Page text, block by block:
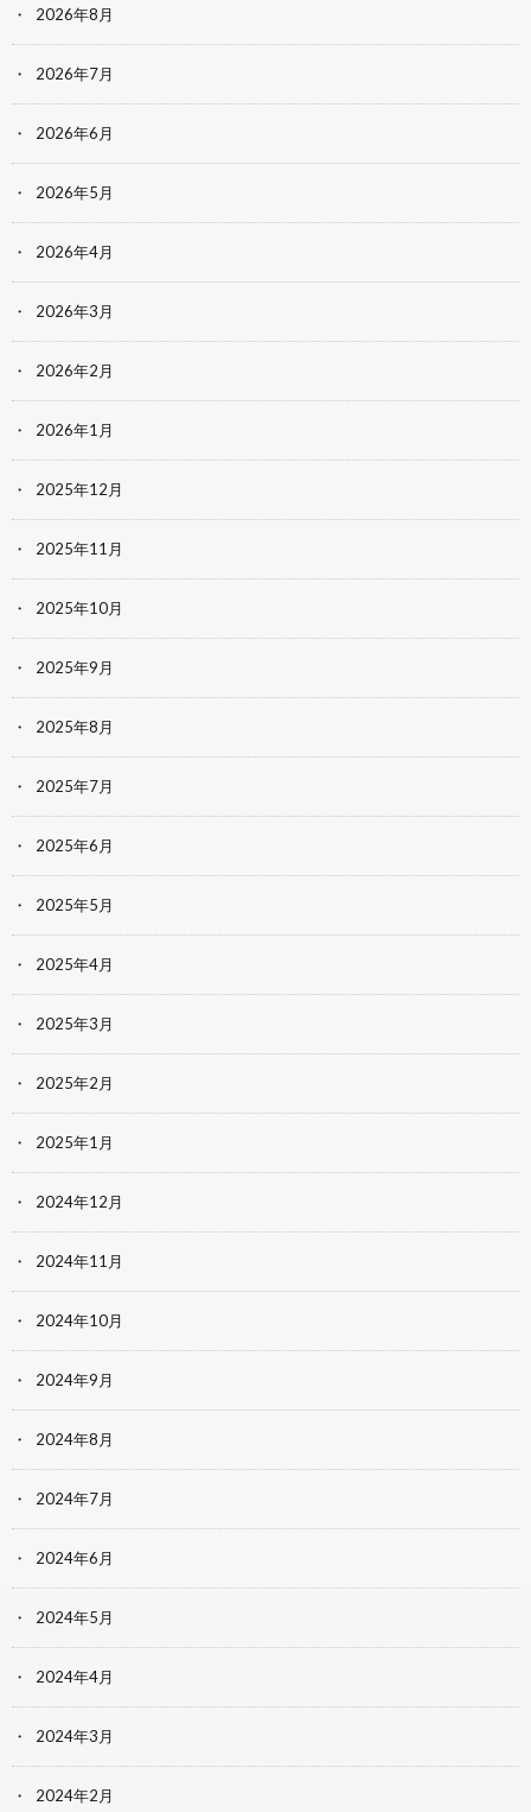
2026年8月
2026年7月
2026年6月
2026年5月
2026年4月
2026年3月
2026年2月
2026年1月
2025年12月
2025年11月
2025年10月
2025年9月
2025年8月
2025年7月
2025年6月
2025年5月
2025年4月
2025年3月
2025年2月
2025年1月
2024年12月
2024年11月
2024年10月
2024年9月
2024年8月
2024年7月
2024年6月
2024年5月
2024年4月
2024年3月
2024年2月